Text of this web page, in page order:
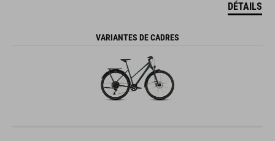
DÉTAILS
VARIANTES DE CADRES